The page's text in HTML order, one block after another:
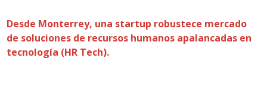
Desde Monterrey, una startup robustece mercado
de soluciones de recursos humanos apalancadas en
tecnología (HR Tech).